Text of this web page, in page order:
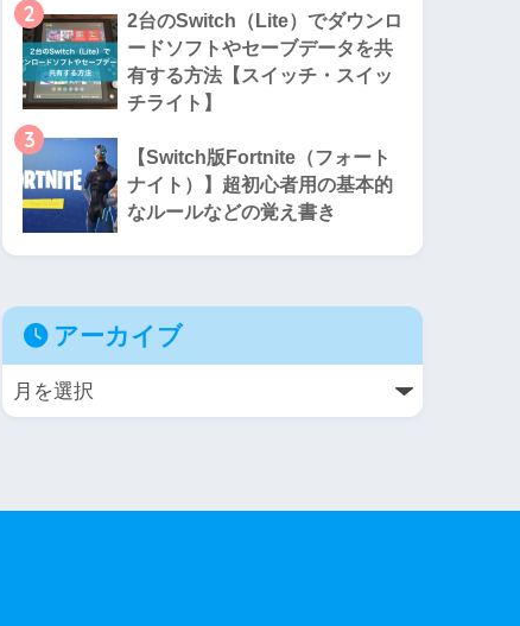
2
2台のSwitch（Lite）でダウンロ
ードソフトやセーブデータを共
有する方法【スイッチ・スイッ
チライト】
3
【Switch版Fortnite（フォート
ナイト）】超初心者用の基本的
なルールなどの覚え書き
アーカイブ